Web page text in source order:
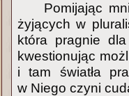
Pomijając
żyjących w
która pragnie
kwestionując
i tam światła
w Niego czyni